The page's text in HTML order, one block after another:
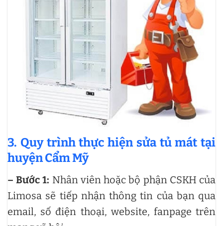
3. Quy trình thực hiện sửa tủ mát tại
huyện Cẩm Mỹ
– Bước 1: Nhân viên hoặc bộ phận CSKH của
Limosa sẽ tiếp nhận thông tin của bạn qua
email, số điện thoại, website, fanpage trên